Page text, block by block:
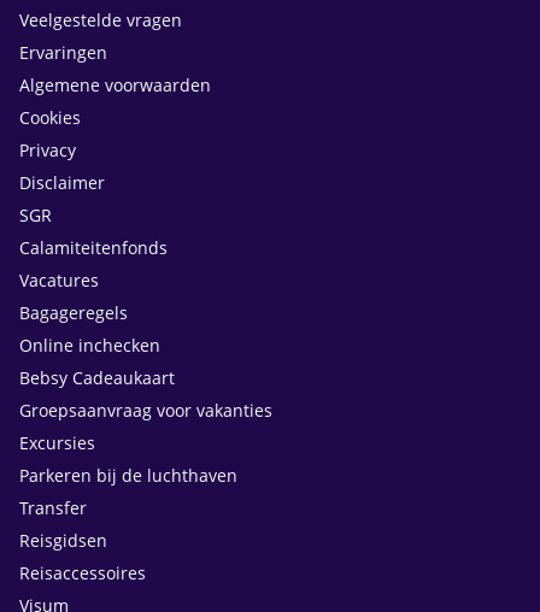
Veelgestelde vragen
Ervaringen
Algemene voorwaarden
Cookies
Privacy
Disclaimer
SGR
Calamiteitenfonds
Vacatures
Bagageregels
Online inchecken
Bebsy Cadeaukaart
Groepsaanvraag voor vakanties
Excursies
Parkeren bij de luchthaven
Transfer
Reisgidsen
Reisaccessoires
Visum